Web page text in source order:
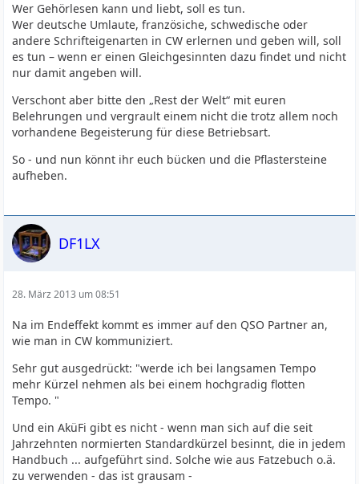
Wer Gehörlesen kann und liebt, soll es tun.
Wer deutsche Umlaute, französiche, schwedische oder
andere Schrifteigenarten in CW erlernen und geben will, soll
es tun – wenn er einen Gleichgesinnten dazu findet und nicht
nur damit angeben will.
Verschont aber bitte den „Rest der Welt“ mit euren
Belehrungen und vergrault einem nicht die trotz allem noch
vorhandene Begeisterung für diese Betriebsart.
So - und nun könnt ihr euch bücken und die Pflastersteine
aufheben.
DF1LX
28. März 2013 um 08:51
Na im Endeffekt kommt es immer auf den QSO Partner an,
wie man in CW kommuniziert.
Sehr gut ausgedrückt: "werde ich bei langsamen Tempo
mehr Kürzel nehmen als bei einem hochgradig flotten
Tempo. "
Und ein AküFi gibt es nicht - wenn man sich auf die seit
Jahrzehnten normierten Standardkürzel besinnt, die in jedem
Handbuch ... aufgeführt sind. Solche wie aus Fatzebuch o.ä.
zu verwenden - das ist grausam -